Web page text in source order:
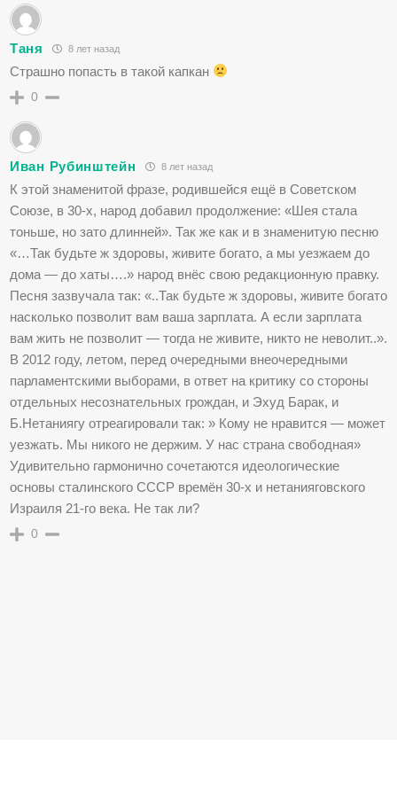
Таня 8 лет назад
Страшно попасть в такой капкан
0
Иван Рубинштейн 8 лет назад
К этой знаменитой фразе, родившейся ещё в Советском
Союзе, в 30-х, народ добавил продолжение: «Шея стала
тоньше, но зато длинней». Так же как и в знаменитую песню
«…Так будьте ж здоровы, живите богато, а мы уезжаем до
дома — до хаты….» народ внёс свою редакционную правку.
Песня зазвучала так: «..Так будьте ж здоровы, живите богато
насколько позволит вам ваша зарплата. А если зарплата
вам жить не позволит — тогда не живите, никто не неволит..».
В 2012 году, летом, перед очередными внеочередными
парламентскими выборами, в ответ на критику со стороны
отдельных несознательных грождан, и Эхуд Барак, и
Б.Нетаниягу отреагировали так: » Кому не нравится — может
уезжать. Мы никого не держим. У нас страна свободная»
Удивительно гармонично сочетаются идеологические
основы сталинского СССР времён 30-х и нетанияговского
Израиля 21-го века. Не так ли?
0